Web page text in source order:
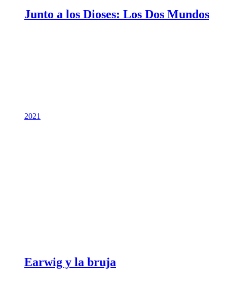
Junto a los Dioses: Los Dos Mundos
2021
Earwig y la bruja